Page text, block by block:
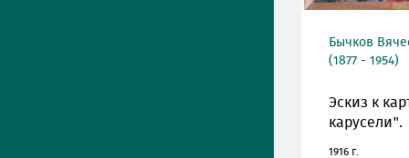
Бычков
(1877 - 1954)
Эскиз к
карусели".
1916 г.